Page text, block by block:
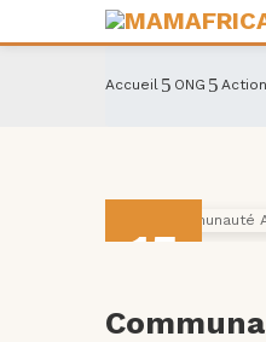
Accueil ONG
15